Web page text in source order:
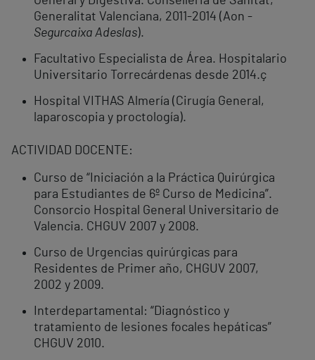
Generalitat Valenciana, 2011-2014 (Aon -
Segurcaixa Adeslas).
Facultativo Especialista de Área. Hospitalario
Universitario Torrecárdenas desde 2014.ç
Hospital VITHAS Almería (Cirugía General,
laparoscopia y proctología).
ACTIVIDAD DOCENTE:
Curso de “Iniciación a la Práctica Quirúrgica
para Estudiantes de 6º Curso de Medicina”.
Consorcio Hospital General Universitario de
Valencia. CHGUV 2007 y 2008.
Curso de Urgencias quirúrgicas para
Residentes de Primer año, CHGUV 2007,
2002 y 2009.
Interdepartamental: “Diagnóstico y
tratamiento de lesiones focales hepáticas”
CHGUV 2010.